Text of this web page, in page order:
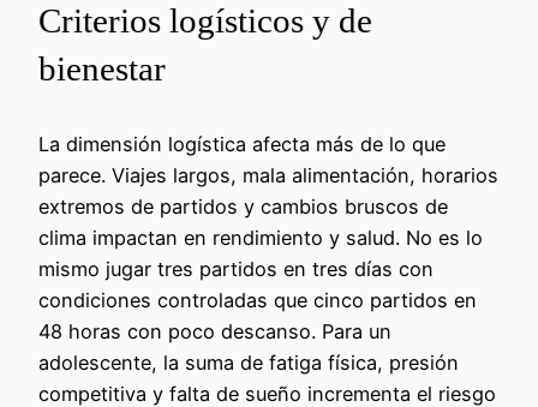
Criterios logísticos y de
bienestar
La dimensión logística afecta más de lo que
parece. Viajes largos, mala alimentación, horarios
extremos de partidos y cambios bruscos de
clima impactan en rendimiento y salud. No es lo
mismo jugar tres partidos en tres días con
condiciones controladas que cinco partidos en
48 horas con poco descanso. Para un
adolescente, la suma de fatiga física, presión
competitiva y falta de sueño incrementa el riesgo